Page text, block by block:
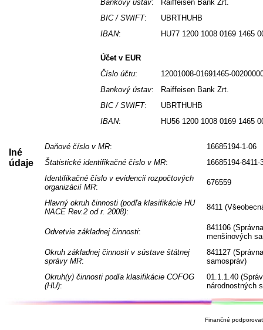
Bankový ústav:
Raiffeisen Bank Zrt.
BIC / SWIFT:
UBRTHUHB
IBAN: HU77 1200 1008 0169 1465
Účet v EUR
Číslo účtu:
12001008-01691465-
Bankový ústav:
Raiffeisen Bank Zrt.
BIC / SWIFT:
UBRTHUHB
IBAN: HU56 1200 1008 0169 1465
Iné
údaje
Daňové číslo v MR:
16685194-1-06
Štatistické identifikačné číslo v MR:
16685194-8411-
Identifikačné číslo v evidencii rozpočtových
organizácií MR:
676559
Hlavný okruh činnosti (podľa klasifikácie HU
NACE Rev.2 od r. 2008):
8411
Odvetvie základnej činnosti:
841106
menšinových
Okruh základnej činnosti v sústave štátnej
správy MR:
841127
samospráv)
Okruh(y) činnosti podľa klasifikácie COFOG
(HU):
01.1.1.40
národnostných
Finančné